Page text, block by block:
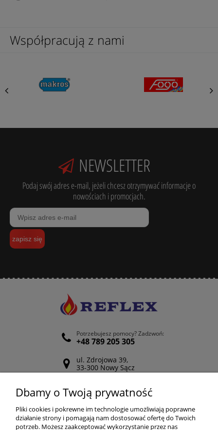
Współpracują z nami
NEWSLETTER
Podaj swój adres e-mail, jeżeli chcesz otrzymywać informacje o
nowościach i promocjach.
zapisz się
Potrzebujesz pomocy? Zadzwoń:
+48 789 205 305
ul. Zdrojowa 39,
33-300 Nowy Sącz
Odwiedź nasz Facebook
POMOC
Dbamy o Twoją prywatność
Pliki cookies i pokrewne im technologie umożliwiają poprawne
działanie strony i pomagają nam dostosować ofertę do Twoich
potrzeb. Możesz zaakceptować wykorzystanie przez nas